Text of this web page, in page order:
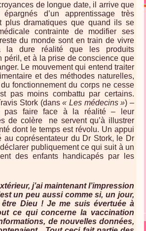
de longue date, il arrive que
d’un apprentissage très
plus dramatiques que quand ils se
contrainte de modifier ses
du monde sont en train de vivre
la dure réalité que les produits
péril, et à la prise de conscience que
Le mouvement qui entend traiter
et des méthodes naturelles,
fonctionnement du corps ne cesse
pas moins combattu par certains.
Stork (dans« Les médecins ») –
pas faire face à la réalité – leur
de colère ne servent qu’à illustrer
dont le temps est révolu. Un appui
coprésentateur du Dr Stork, le Dr
publiquement ce qui suit à un
des enfants handicapés par les
j’ai maintenant l’impression
un peu aussi comme si, un jour,
Dieu ! Je me suis évertuée à
ce qui concerne la vaccination
de nouvelles données,